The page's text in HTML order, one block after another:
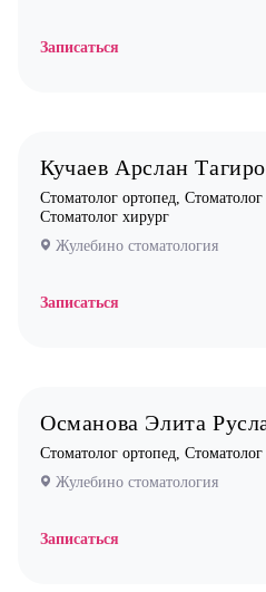
Записаться
Кучаев Арслан
Стоматолог ортопед, Стоматолог
Стоматолог хирург
Жулебино стоматология
Записаться
Османова Элита
Стоматолог ортопед, Стоматолог
Жулебино стоматология
Записаться